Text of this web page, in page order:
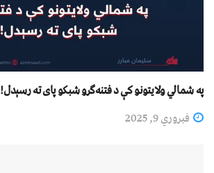
په شمالي ولایتونو کې د فتنه‌ګرو شبکو پای ته رسېدل!
فبروري 9, 2025